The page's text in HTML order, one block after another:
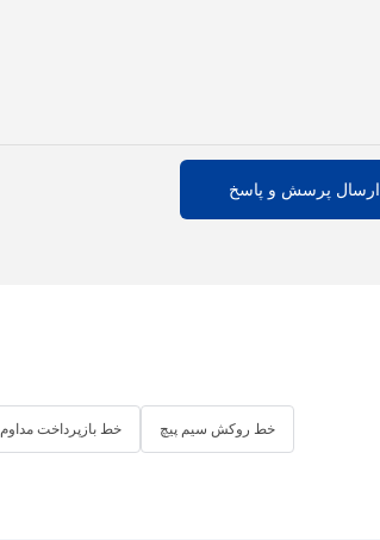
ارسال پرسش و پاسخ
خط بازپرداخت مداوم خط روکش سیم پیچ